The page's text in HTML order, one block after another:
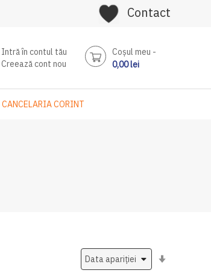
Contact
Intră în contul tău
Creează cont nou
Coşul meu
0,00 lei
CANCELARIA CORINT